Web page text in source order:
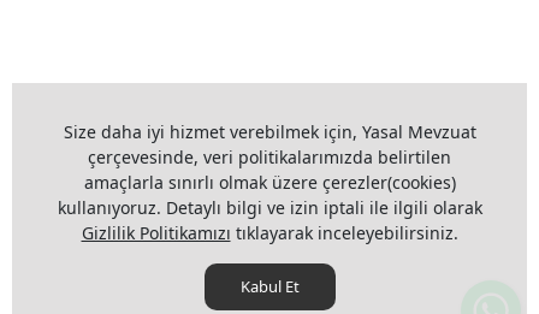
Size daha iyi hizmet verebilmek için, Yasal Mevzuat
çerçevesinde, veri politikalarımızda belirtilen
amaçlarla sınırlı olmak üzere çerezler(cookies)
kullanıyoruz. Detaylı bilgi ve izin iptali ile ilgili olarak
Gizlilik Politikamızı tıklayarak inceleyebilirsiniz.
Kabul Et
www.divaio.com ©